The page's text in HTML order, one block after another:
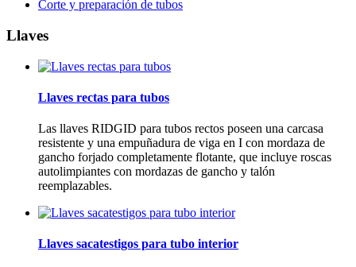
Corte y preparación de tubos
Llaves
Llaves rectas para tubos
Las llaves RIDGID para tubos rectos poseen una carcasa
resistente y una empuñadura de viga en I con mordaza de
gancho forjado completamente flotante, que incluye roscas
autolimpiantes con mordazas de gancho y talón
reemplazables.
Llaves sacatestigos para tubo interior